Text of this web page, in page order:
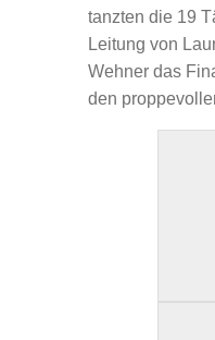
tanzten die 19
Leitung von
Wehner das
den